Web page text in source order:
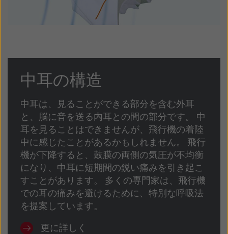
International Italia
Latinoamérica Netherlands
New Zealand
Schweiz Suisse
Suomi Sverige
Türkçe United Kingdom
United States Österreich
عربي 日本
中耳の構造
中耳は、見ることができる部分を含む外耳
と、脳に音を送る内耳との間の部分です。 中
耳を見ることはできませんが、飛行機の着陸
中に感じたことがあるかもしれません。 飛行
機が下降すると、鼓膜の両側の気圧が不均衡
になり、中耳に短期間の鋭い痛みを引き起こ
すことがあります。 多くの専門家は、飛行機
での耳の痛みを避けるために、特別な呼吸法
を提案しています。
更に詳しく